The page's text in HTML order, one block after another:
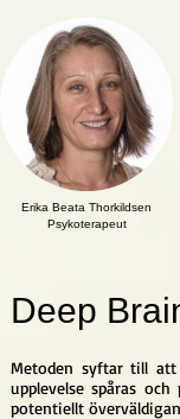
Erika Beata Thorkildsen
Psykoterapeut
Deep
Metoden syftar till att
upplevelse spåras
potentiellt